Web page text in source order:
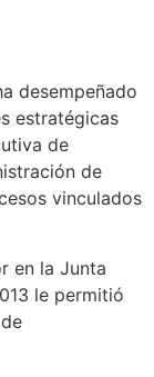
desempeñado
estratégicas
de
de
vinculados
en la Junta
le permitió